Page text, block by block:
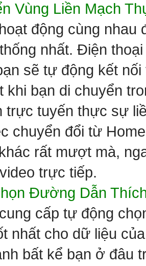
Vùng Liền Mạch
động cùng nhau
nhất. Điện
sẽ tự động kết
khi bạn di chuyển
trực tuyến thực sự
chuyển đổi từ
rất mượt mà,
trực tiếp.
Đường Dẫn
cấp tự động
nhất cho dữ liệu
bất kể bạn ở đâu